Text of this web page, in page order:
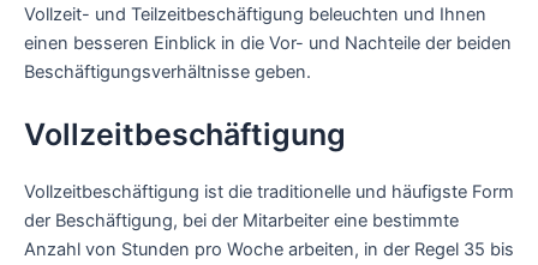
Vollzeit- und Teilzeitbeschäftigung beleuchten und Ihnen
einen besseren Einblick in die Vor- und Nachteile der beiden
Beschäftigungsverhältnisse geben.
Vollzeitbeschäftigung
Vollzeitbeschäftigung ist die traditionelle und häufigste Form
der Beschäftigung, bei der Mitarbeiter eine bestimmte
Anzahl von Stunden pro Woche arbeiten, in der Regel 35 bis